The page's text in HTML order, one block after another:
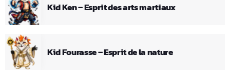
Kid Ken – Esprit des arts martiaux
Kid Fourasse – Esprit de la nature